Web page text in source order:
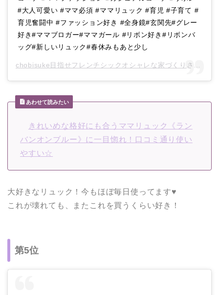
#大人可愛い #ママ必須 #ママリュック #育児 #子育て #
育児奮闘中 #ファッション好き #全身鏡#玄関先#グレー
好き#ママブロガー#ママガール #リボン好き#リボンバ
ッグ#新しいリュック#春休みもあと少し
chobisuke目指せフレンチシックオシャレな家づくり さん(@chobisuke0815)がシェアした投稿 –
あわせて読みたい
きれいめな格好にも合うママリュック《ラン
バンオンブルー》に一目惚れ！口コミ通り使い
やすい☆
大好きなリュック！今もほぼ毎日使ってます♥
これが壊れても、またこれを買うくらい好き！
第5位